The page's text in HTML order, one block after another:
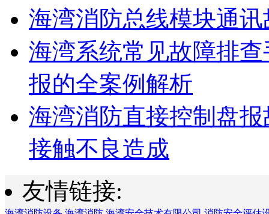
海湾消防总线模块通
海湾系统常见故障排
报的全案例解析
海湾消防直接控制盘
接触不良造成
友情链接: